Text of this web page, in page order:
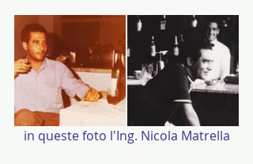
in queste foto l'Ing. Nicola Matrella